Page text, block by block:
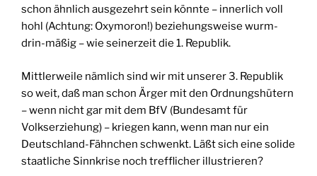
schon ähnlich ausgezehrt sein könnte – innerlich voll
hohl (Achtung: Oxymoron!) beziehungsweise wurm-
drin-mäßig – wie seinerzeit die 1. Republik.
Mittlerweile nämlich sind wir mit unserer 3. Republik
so weit, daß man schon Ärger mit den Ordnungshütern
– wenn nicht gar mit dem BfV (Bundesamt für
Volkserziehung) – kriegen kann, wenn man nur ein
Deutschland-Fähnchen schwenkt. Läßt sich eine solide
staatliche Sinnkrise noch trefflicher illustrieren?